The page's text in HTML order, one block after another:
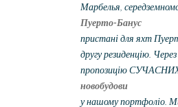
Марбелья,
Пуерто-Банус
пристані для яхт
другу резиденцію. Через
пропозицію
новобудови
у нашому портфоліо. Ми